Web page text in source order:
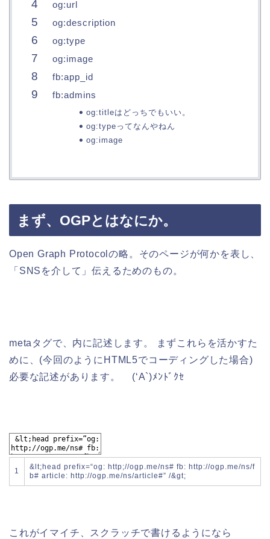
og:url
og:description
og:type
og:image
fb:app_id
fb:admins
og:titleはどっちでもいい。
og:typeってなんやねん
og:image
まず、OGPとはなにか。
Open Graph Protocolの略。そのページが何かを表し、
「SNSを介して」伝えるためのもの。
metaタグで、 内に記述します。 まずこれらを活かすた
めに、(今回のようにHTML5でコーディングした場合)
必要な記述があります。 (‘A`)ﾒﾝﾄﾞｸｾ
1 & lt; head prefix=“og: http;//ogp.me/ns# fb: http://ogp.me/ns/f
b# article: http://ogp.me/ns/article#” /&gt;
これがイマイチ、スクラッチで書けるようになら